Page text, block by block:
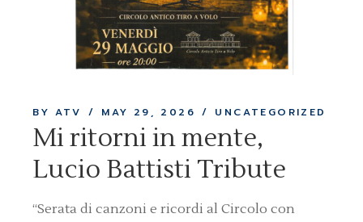
BY ATV MAY 29, 2026 UNCATEGORIZED
Mi ritorni in mente,
Lucio Battisti Tribute
“Serata di canzoni e ricordi al Circolo con